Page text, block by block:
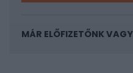
MÁR ELŐFIZETŐNK